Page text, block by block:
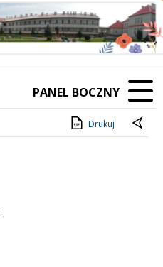
PANEL BOCZNY
Drukuj